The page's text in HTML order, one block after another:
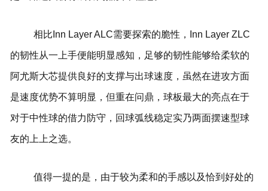
相比Inn Layer ALC需要探索的脆性，Inn Layer ZLC
的韧性从一上手便能明显感知，足够的韧性能够给柔软的
阿尤斯大芯提供良好的支撑与出球速度，虽然在进攻方面
是速度优势不算明显，但重在问鼎，球板最大的亮点在于
对于中性球的借力防守，回球弧线稳定实乃两面摆速型球
友的上上之选。
值得一提的是，由于较为柔和的手感以及恰到好处的